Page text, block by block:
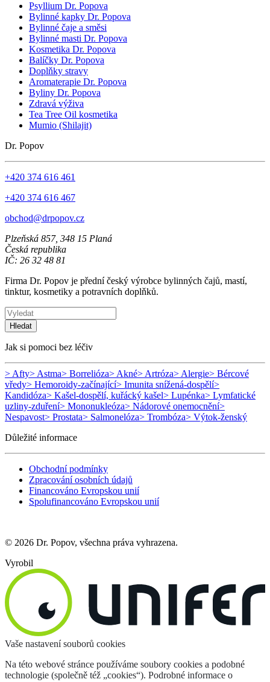
Psyllium Dr. Popova
Bylinné kapky Dr. Popova
Bylinné čaje a směsi
Bylinné masti Dr. Popova
Kosmetika Dr. Popova
Balíčky Dr. Popova
Doplňky stravy
Aromaterapie Dr. Popova
Byliny Dr. Popova
Zdravá výživa
Tea Tree Oil kosmetika
Mumio (Shilajit)
Dr. Popov
+420 374 616 461
+420 374 616 467
obchod@drpopov.cz
Plzeňská 857, 348 15 Planá
Česká republika
IČ: 26 32 48 81
Firma Dr. Popov je přední český výrobce bylinných čajů, mastí,
tinktur, kosmetiky a potravních doplňků.
Hledat
Jak si pomoci bez léčiv
> Afty> Astma> Borrelióza> Akné> Artróza> Alergie> Bércové
vředy> Hemoroidy-začínající> Imunita snížená-dospělí>
Kandidóza> Kašel-dospělí, kuřácký kašel> Lupénka> Lymfatické
uzliny-zduření> Mononukleóza> Nádorové onemocnění>
Nespavost> Prostata> Salmonelóza> Trombóza> Výtok-ženský
Důležité informace
Obchodní podmínky
Zpracování osobních údajů
Financováno Evropskou unií
Spolufinancováno Evropskou unií
© 2026 Dr. Popov, všechna práva vyhrazena.
Vyrobil
Vaše nastavení souborů cookies
Na této webové stránce používáme soubory cookies a podobné
technologie (společně též „cookies“). Podrobné informace o